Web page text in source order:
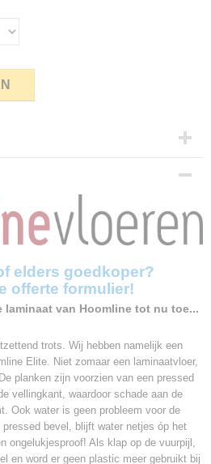
elders goedkoper?
offerte formulier!
laminaat van Hoomline tot nu toe...
trots. Wij hebben namelijk een
Elite. Niet zomaar een laminaatvloer,
planken zijn voorzien van een pressed
vellingkant, waardoor schade aan de
Ook water is geen probleem voor de
bevel, blijft water netjes óp het
ongelukjesproof! Als klap op de vuurpijl,
en word er geen plastic meer gebruikt bij